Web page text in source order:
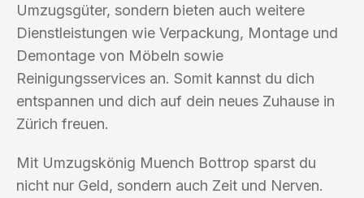
Umzugsgüter, sondern bieten auch weitere
Dienstleistungen wie Verpackung, Montage und
Demontage von Möbeln sowie
Reinigungsservices an. Somit kannst du dich
entspannen und dich auf dein neues Zuhause in
Zürich freuen.
Mit Umzugskönig Muench Bottrop sparst du
nicht nur Geld, sondern auch Zeit und Nerven.